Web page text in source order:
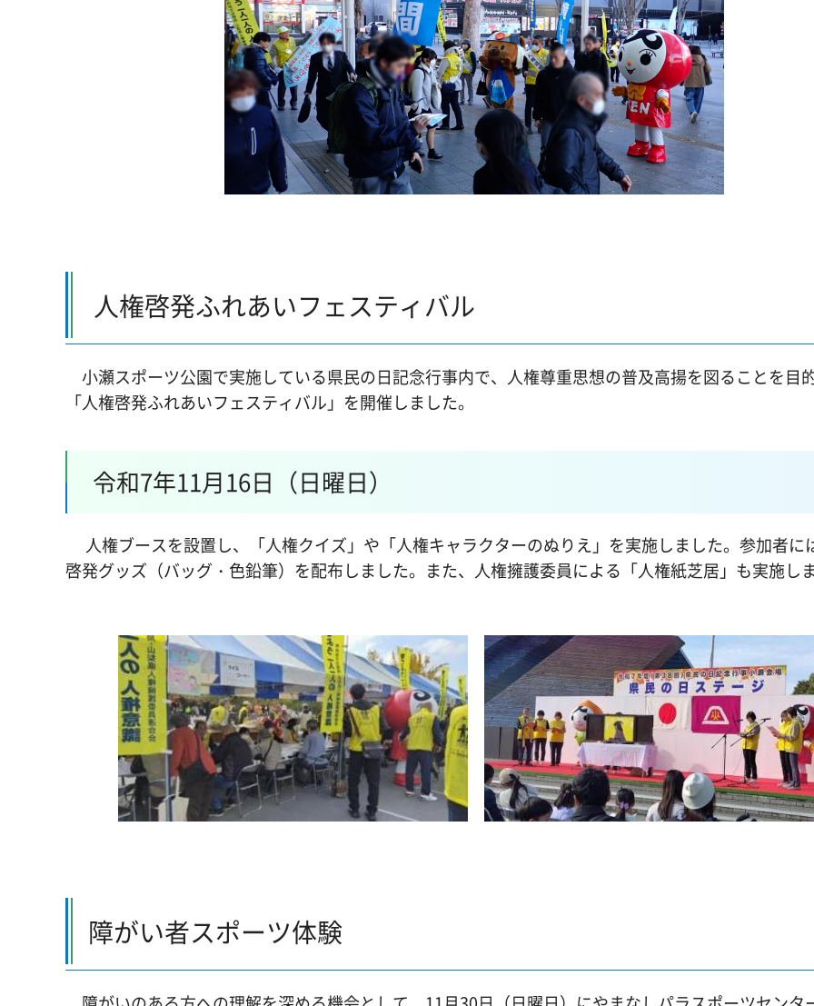
人権啓発ふれあいフェスティバル
小瀬スポーツ公園で実施している県民の日記念行事内で、人権尊重思想の普及高揚を図ることを目
「人権啓発ふれあいフェスティバル」を開催しました。
令和7年11月16日（日曜日）
人権ブースを設置し、「人権クイズ」や「人権キャラクターのぬりえ」を実施しました。参加者に
啓発グッズ（バッグ・色鉛筆）を配布しました。また、人権擁護委員による「人権紙芝居」も実施し
障がい者スポーツ体験